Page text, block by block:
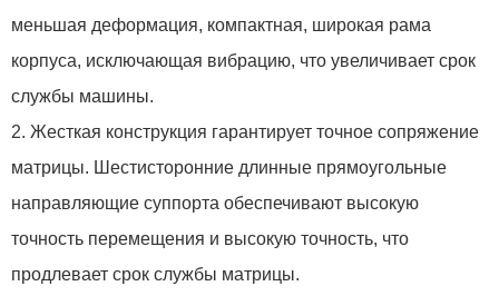
меньшая деформация, компактная, широкая рама
корпуса, исключающая вибрацию, что увеличивает срок
службы машины.
2. Жесткая конструкция гарантирует точное сопряжение
матрицы. Шестисторонние длинные прямоугольные
направляющие суппорта обеспечивают высокую
точность перемещения и высокую точность, что
продлевает срок службы матрицы.